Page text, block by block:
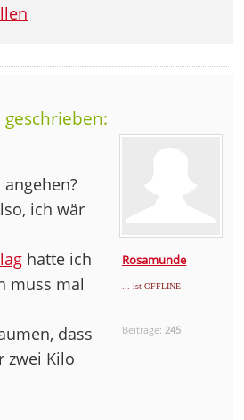
Rosamunde
... ist OFFLINE
Beiträge: 245
ich wär
hatte ich
muss mal
dass
zwei Kilo